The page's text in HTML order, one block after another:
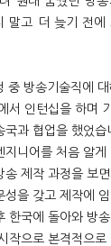
말고 더 늦기 전에
중 방송기술직에
서 인턴십을 하며
국과 협업을 했었
니어를 처음 알게
제작 과정을 보
을 갖고 제작에
한국에 돌아와 방
작으로 본격적으